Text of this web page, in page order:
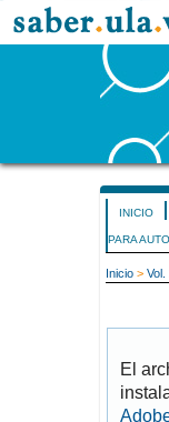
INICIO
PARA
Inicio >
El